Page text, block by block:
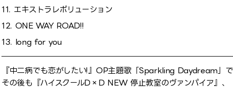
11. エキストラレボリューション
12. ONE WAY ROAD!!
13. long for you
『中二病でも恋がしたい!』OP主題歌「Sparkling Daydream」で
その後も『ハイスクールD×D NEW 停止教室のヴァンパイア』、